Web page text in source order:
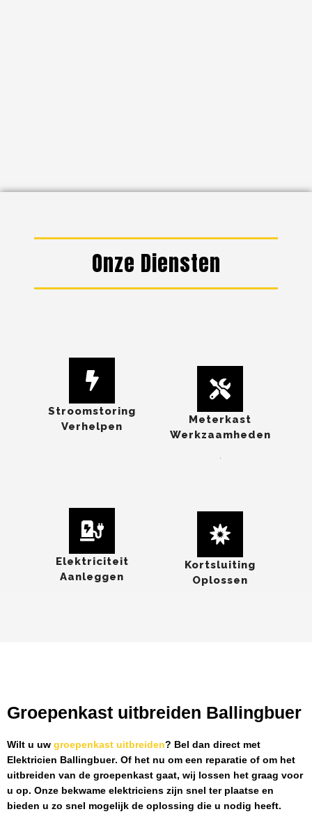
Onze Diensten
Stroomstoring
Verhelpen
Meterkast
Werkzaamheden
Elektriciteit
Aanleggen
Kortsluiting
Oplossen
Groepenkast uitbreiden Ballingbuer
Wilt u uw groepenkast uitbreiden? Bel dan direct met
Elektricien Ballingbuer. Of het nu om een reparatie of om het
uitbreiden van de groepenkast gaat, wij lossen het graag voor
u op. Onze bekwame elektriciens zijn snel ter plaatse en
bieden u zo snel mogelijk de oplossing die u nodig heeft.